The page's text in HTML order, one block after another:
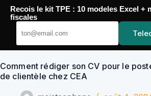
Passer
contenu
YoupiJobs
Comment rédiger son CV pour le
de clientèle chez CEA
Recois le kit TPE : 10 modeles Excel +
fiscales